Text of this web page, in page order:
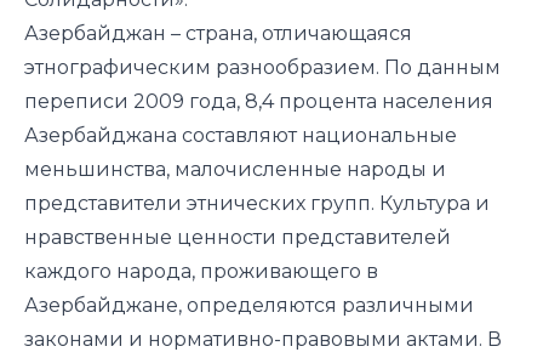
Азербайджан – страна, отличающаяся
этнографическим разнообразием. По данным
переписи 2009 года, 8,4 процента населения
Азербайджана составляют национальные
меньшинства, малочисленные народы и
представители этнических групп. Культура и
нравственные ценности представителей
каждого народа, проживающего в
Азербайджане, определяются различными
законами и нормативно-правовыми актами. В